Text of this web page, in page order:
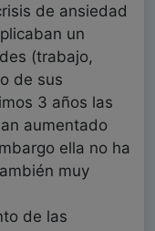
de ansiedad
un
(trabajo,
de sus
3 años las
aumentado
ella no ha
muy
de las